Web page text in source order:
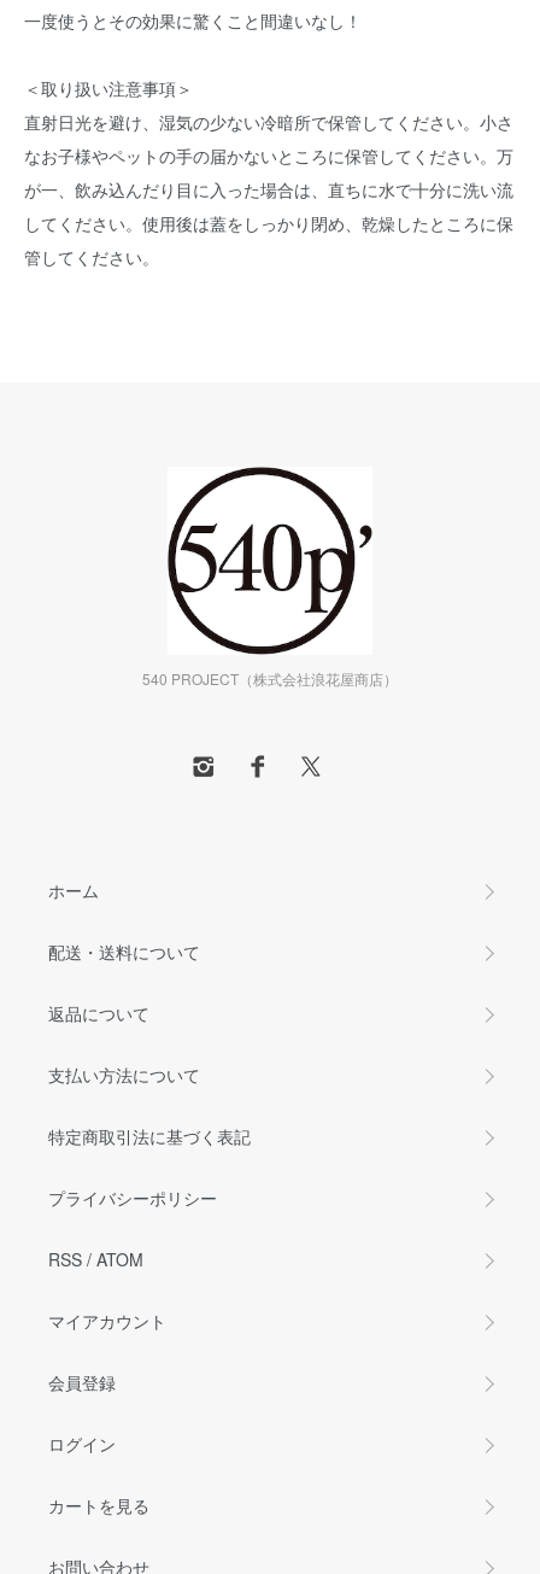
一度使うとその効果に驚くこと間違いなし！
＜取り扱い注意事項＞
直射日光を避け、湿気の少ない冷暗所で保管してください。小さ
なお子様やペットの手の届かないところに保管してください。万
が一、飲み込んだり目に入った場合は、直ちに水で十分に洗い流
してください。使用後は蓋をしっかり閉め、乾燥したところに保
管してください。
540 PROJECT（株式会社浪花屋商店）
ホーム
配送・送料について
返品について
支払い方法について
特定商取引法に基づく表記
プライバシーポリシー
RSS / ATOM
マイアカウント
会員登録
ログイン
カートを見る
お問い合わせ